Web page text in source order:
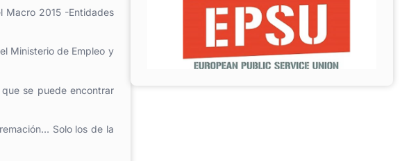
Macro 2015 -Entidades
Ministerio de Empleo y
se puede encontrar
Solo los de la